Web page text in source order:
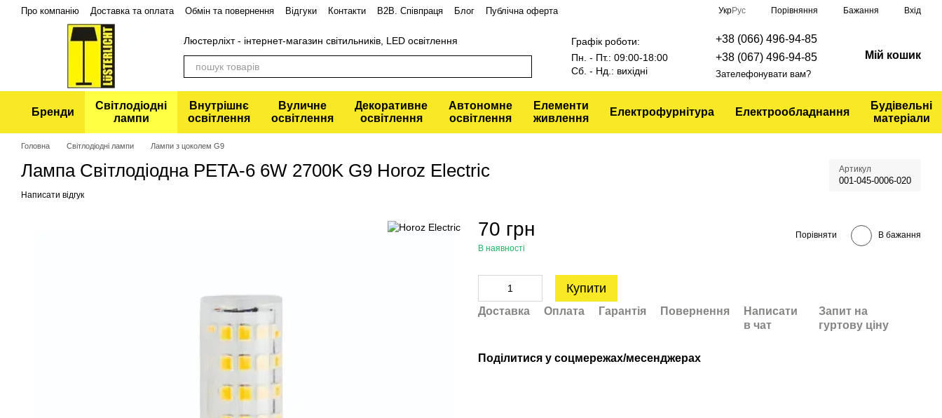
Перейти до основного контенту
Про компанію Доставка та оплата Обмін та повернення Відгуки Контакти В2В. Співпраця Блог
Публічна оферта
Політика конфіденційності
УкрРус Порівняння Бажання Вхід
Люстерліхт - інтернет-магазин світильників, LED освітлення
Графік роботи:
Пн. - Пт.: 09:00-18:00
Сб. - Нд.: вихідні
+38 (066) 496-94-85
+38 (067) 496-94-85
Зателефонувати вам?
Мій кошик
Бренди
Світлодіодні
лампи
Внутрішнє
освітлення
Вуличне
освітлення
Декоративне
освітлення
Автономне
освітлення
Елементи
живлення
Електрофурнітура Електрообладнання
Будівельні
матеріали
Головна Світлодіодні лампи Лампи з цоколем G9
Лампа Світлодіодна PETA-6 6W 2700K G9 Horoz Electric Артикул
001-045-0006-020
Написати відгук
70 грн
В наявності
Порівняти В бажання
Купити
Доставка Оплата Гарантія Повернення
Написати
в чат
Запит на
гуртову ціну
Поділитися у соцмережах/месенджерах